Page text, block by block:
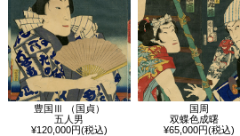
豊国Ⅲ （国貞）
五人男
¥120,000円(税込)
国周
双蝶色成曙
¥65,000円(税込)